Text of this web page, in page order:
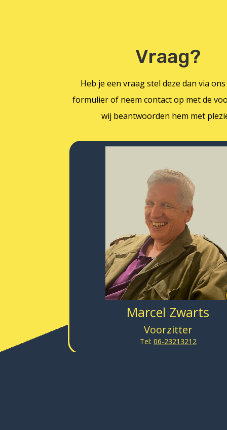
Vraag?
Heb je een vraag stel deze dan via
formulier of neem contact op met de
wij beantwoorden hem met
Marcel Zwarts
Voorzitter
Tel: 06-23213212